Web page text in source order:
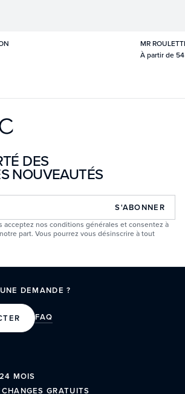
MR
À partir de
DES
NOUVEAUTÉS
S'ABONNER
acceptez nos conditions générales et consentez à
part. Vous pourrez vous désinscrire à tout
DEMANDE ?
FAQ
MOIS
GRATUITS